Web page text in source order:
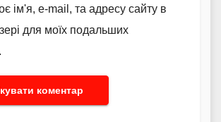
ім'я, e-mail, та адресу сайту в
для моїх подальших